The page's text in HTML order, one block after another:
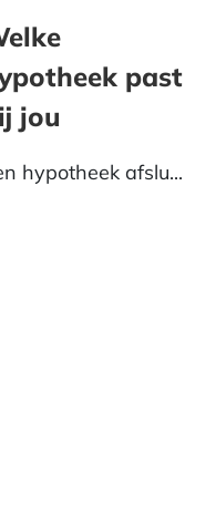
past
jou
hypotheek afslu...